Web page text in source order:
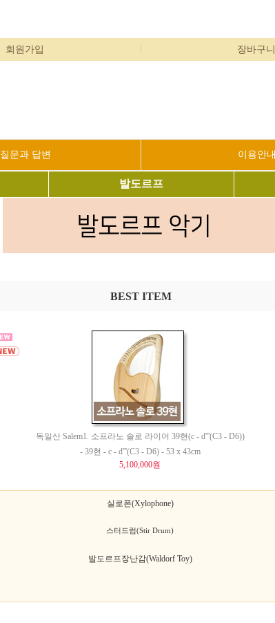
회원가입 장바구니
질문과 답변 이용안내
발도르프
BEST ITEM
독일산 Salem1. 소프라노 솔로 라이어 39현(c - d'''(C3 - D6))
- 39현 - c - d'''(C3 - D6) - 53 x 43cm
5,100,000원
실로폰(Xylophone)
스터드럼(Stir Drum)
발도르프장난감(Waldorf Toy)